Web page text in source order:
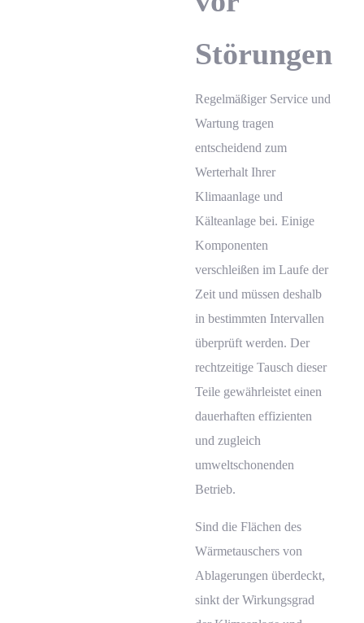
Störungen
Regelmäßiger Service und
Wartung tragen
entscheidend zum
Werterhalt Ihrer
Klimaanlage und
Kälteanlage bei. Einige
Komponenten
verschleißen im Laufe der
Zeit und müssen deshalb
in bestimmten Intervallen
überprüft werden. Der
rechtzeitige Tausch dieser
Teile gewährleistet einen
dauerhaften effizienten
und zugleich
umweltschonenden
Betrieb.
Sind die Flächen des
Wärmetauschers von
Ablagerungen überdeckt,
sinkt der Wirkungsgrad